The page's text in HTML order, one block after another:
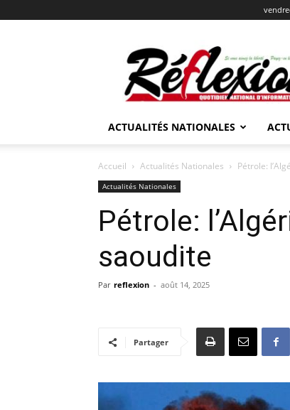
REFLEXION
ACTUALITÉS NATIONALES
Accueil Actualités Nationales Pétrole:
Actualités Nationales
Pétrole:
saoudite
Par reflexion - août 14, 2025
Partager